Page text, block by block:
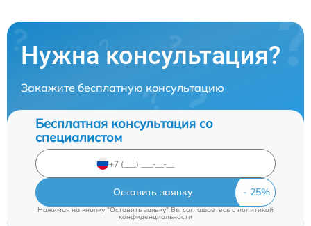
Нужна консультация?
Закажите бесплатную консультацию
Бесплатная консультация со
специалистом
Оставить заявку
Нажимая на кнопку "Оставить заявку" Вы соглашаетесь c политикой
конфиденциальности